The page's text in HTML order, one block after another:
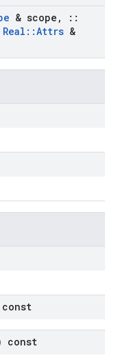
& scope ,
::
Real ::Attrs &
const